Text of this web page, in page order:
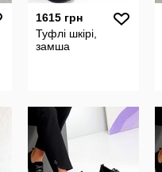
1615 грн
Туфлі шкірі,
замша